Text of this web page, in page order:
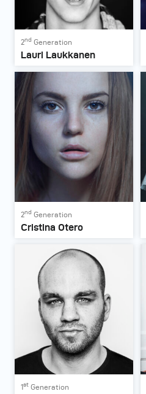
2nd Generation
Lauri Laukkanen
2nd Generation
Cristina Otero
1st Generation